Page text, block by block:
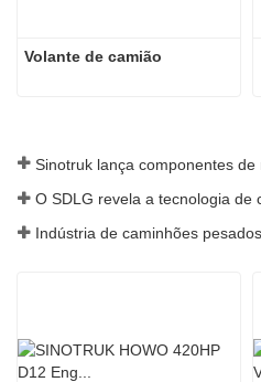
Volante de camião